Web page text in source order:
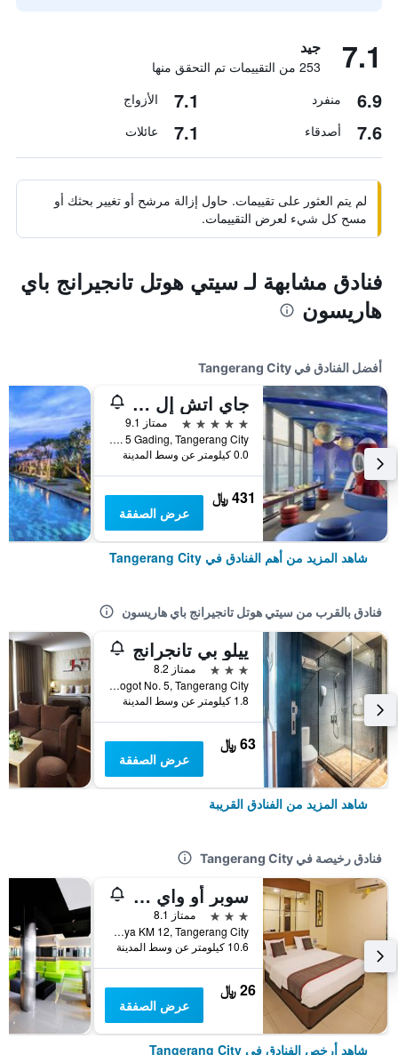
7.1 جيد
253 من التقييمات تم التحقق منها
6.9 منفرد 7.1 الأزواج
7.6 أصدقاء 7.1 عائلات
لم يتم العثور على تقييمات. حاول إزالة مرشح أو تغيير بحثك أو
مسح كل شيء لعرض التقييمات.
فنادق مشابهة لـ سيتي هوتل تانجيرانج باي
هاريسون
أفضل الفنادق في Tangerang City
جاي اتش إل سوليتير جايدينج سيربونج
5 نجوم
ممتاز 9.1
Jl. Gading Serpong Boulevard Barat s No. 5 Gading, Tangerang City, إندونيسيا
0.0 كيلومتر عن وسط المدينة
431 ﷼
عرض الصفقة
شاهد المزيد من أهم الفنادق في Tangerang City
فنادق بالقرب من سيتي هوتل تانجيرانج باي هاريسون
ييلو بي تانجرانج
3 نجوم
ممتاز 8.2
Jl. Daan Mogot No. 5, Tangerang City, إندونيسيا
1.8 كيلومتر عن وسط المدينة
63 ﷼
عرض الصفقة
شاهد المزيد من الفنادق القريبة
فنادق رخيصة في Tangerang City
سوبر أو واي و ون هاوس أوك هوتل فيدوسيا سيربونج
3 نجوم
ممتاز 8.1
Jl. Serpong Raya KM 12, Tangerang City, إندونيسيا
10.6 كيلومتر عن وسط المدينة
26 ﷼
عرض الصفقة
شاهد أرخص الفنادق في Tangerang City